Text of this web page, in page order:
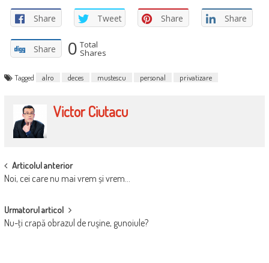
Share Tweet Share Share
Share 0 Total
Shares
Tagged alro deces mustescu personal privatizare
Victor Ciutacu
POST
NAVIGATION
Articolul anterior
Noi, cei care nu mai vrem și vrem…
Urmatorul articol
Nu-ţi crapă obrazul de ruşine, gunoiule?